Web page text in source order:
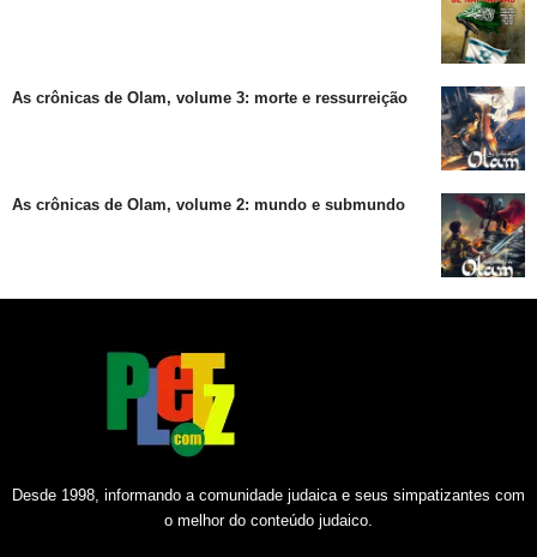
As crônicas de Olam, volume 3: morte e ressurreição
As crônicas de Olam, volume 2: mundo e submundo
Desde 1998, informando a comunidade judaica e seus simpatizantes com
o melhor do conteúdo judaico.